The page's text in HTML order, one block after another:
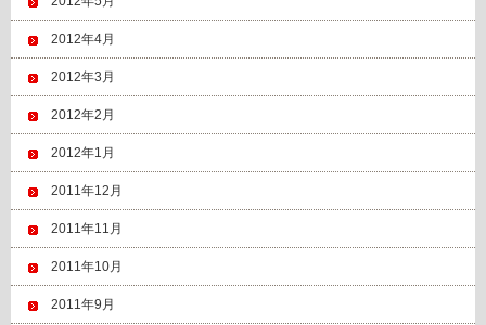
2012年4月
2012年3月
2012年2月
2012年1月
2011年12月
2011年11月
2011年10月
2011年9月